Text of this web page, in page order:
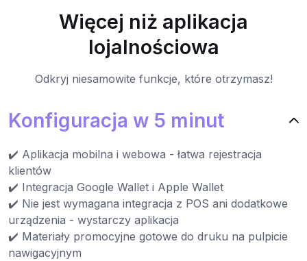
Więcej niż aplikacja
lojalnościowa
Odkryj niesamowite funkcje, które otrzymasz!
Konfiguracja w 5 minut
✔️ Aplikacja mobilna i webowa - łatwa rejestracja
klientów
✔️ Integracja Google Wallet i Apple Wallet
✔️ Nie jest wymagana integracja z POS ani dodatkowe
urządzenia - wystarczy aplikacja
✔️ Materiały promocyjne gotowe do druku na pulpicie
nawigacyjnym